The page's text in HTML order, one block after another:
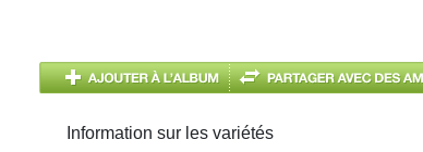
Information sur les variétés